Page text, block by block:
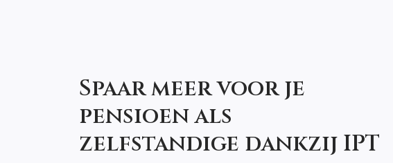
Spaar meer voor je
pensioen als
zelfstandige dankzij IPT